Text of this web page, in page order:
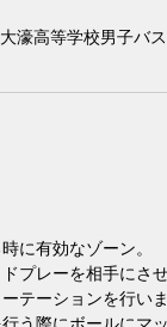
濠高等学校男子バ
に有効なゾーン。
プレーを相手にさ
テーションを行いま